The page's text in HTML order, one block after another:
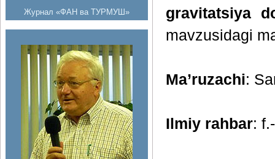
Журнал «ФАН ва ТУРМУШ»
gravitatsiya
mavzusidagi
Ma’ruzachi:
Ilmiy rahbar: